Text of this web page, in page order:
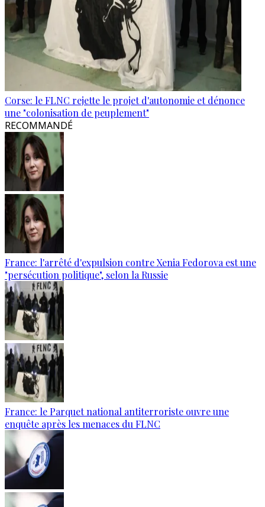
Corse: le FLNC rejette le projet d'autonomie et dénonce
une "colonisation de peuplement"
RECOMMANDÉ
France: l'arrêté d'expulsion contre Xenia Fedorova est une
"persécution politique", selon la Russie
France: le Parquet national antiterroriste ouvre une
enquête après les menaces du FLNC